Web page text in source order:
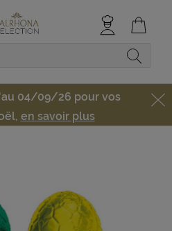
04/09/26 pour vos
en savoir plus